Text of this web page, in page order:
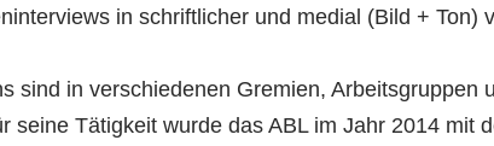
in schriftlicher und medial (Bild + Ton)
sind in verschiedenen Gremien,
seine Tätigkeit wurde das ABL im Jahr 2014 mit